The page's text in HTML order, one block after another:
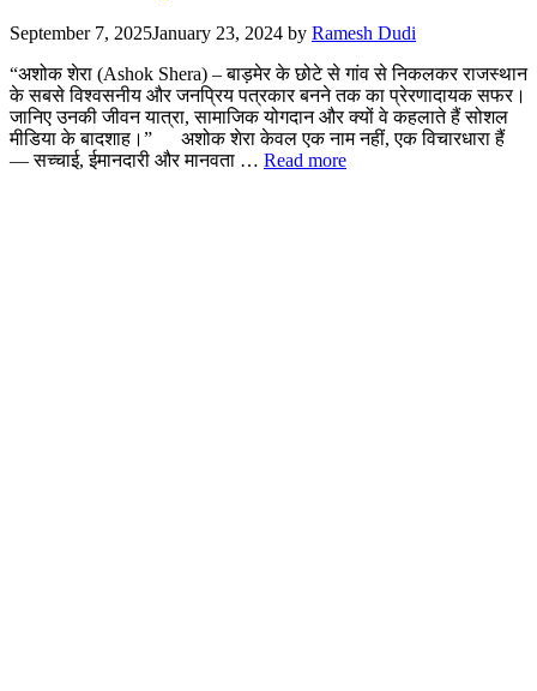
September 7, 2025January 23, 2024 by Ramesh Dudi
“अशोक शेरा (Ashok Shera) – बाड़मेर के छोटे से गांव से निकलकर राजस्थान
के सबसे विश्वसनीय और जनप्रिय पत्रकार बनने तक का प्रेरणादायक सफर।
जानिए उनकी जीवन यात्रा, सामाजिक योगदान और क्यों वे कहलाते हैं सोशल
मीडिया के बादशाह।” अशोक शेरा केवल एक नाम नहीं, एक विचारधारा हैं
— सच्चाई, ईमानदारी और मानवता … Read more